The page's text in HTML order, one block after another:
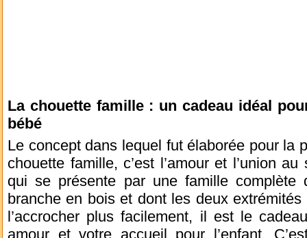
La chouette famille : un cadeau idéal
bébé
Le concept dans lequel fut élaborée pour la
chouette famille, c’est l’amour et l’union
qui se présente par une famille complète
branche en bois et dont les deux
l’accrocher plus facilement, il est le
amour et votre accueil pour l’enfant.